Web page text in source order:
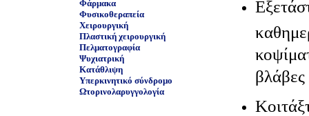
Φάρμακα
Φυσικοθεραπεία
Χειρουργική
Πλαστική χειρουργική
Πελματογραφία
Ψυχιατρική
Κατάθλιψη
Υπερκινητικό σύνδρομο
Ωτορινολαρυγγολογία
βλάβες